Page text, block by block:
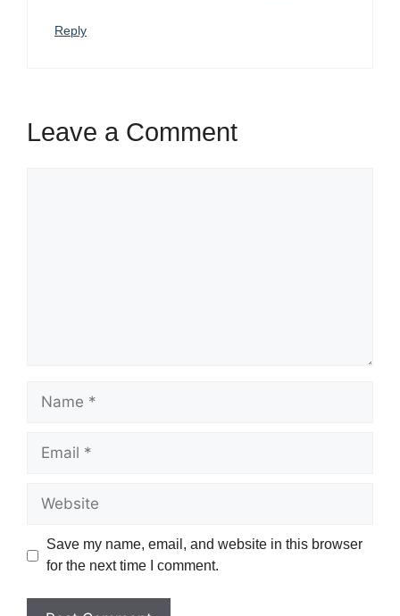
Reply
Leave a Comment
Save my name, email, and website in this browser
for the next time I comment.